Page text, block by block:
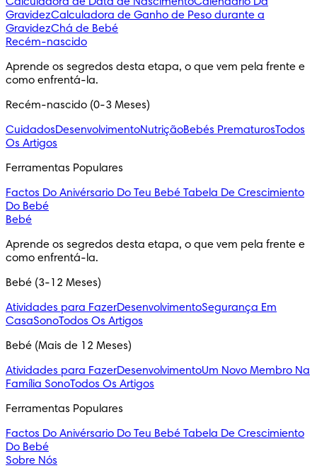
GravidezCalculadora de Ganho de Peso durante a
GravidezChá de Bebé
Recém-nascido
Aprende os segredos desta etapa, o que vem pela frente e
como enfrentá-la.
Recém-nascido (0-3 Meses)
CuidadosDesenvolvimentoNutriçãoBebés PrematurosTodos
Os Artigos
Ferramentas Populares
Factos Do Anivérsario Do Teu Bebé Tabela De Crescimiento
Do Bebé
Bebé
Aprende os segredos desta etapa, o que vem pela frente e
como enfrentá-la.
Bebé (3-12 Meses)
Atividades para FazerDesenvolvimentoSegurança Em
CasaSonoTodos Os Artigos
Bebé (Mais de 12 Meses)
Atividades para FazerDesenvolvimentoUm Novo Membro Na
Família SonoTodos Os Artigos
Ferramentas Populares
Factos Do Anivérsario Do Teu Bebé Tabela De Crescimiento
Do Bebé
Sobre Nós